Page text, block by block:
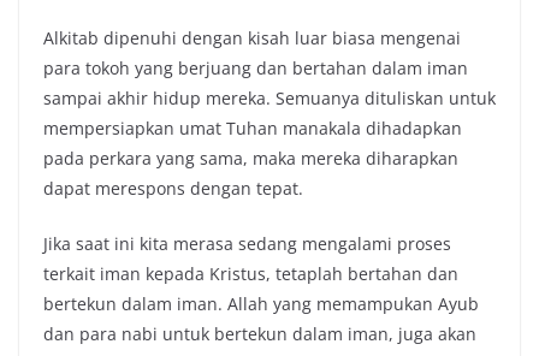
Alkitab dipenuhi dengan kisah luar biasa mengenai
para tokoh yang berjuang dan bertahan dalam iman
sampai akhir hidup mereka. Semuanya dituliskan untuk
mempersiapkan umat Tuhan manakala dihadapkan
pada perkara yang sama, maka mereka diharapkan
dapat merespons dengan tepat.
Jika saat ini kita merasa sedang mengalami proses
terkait iman kepada Kristus, tetaplah bertahan dan
bertekun dalam iman. Allah yang memampukan Ayub
dan para nabi untuk bertekun dalam iman, juga akan